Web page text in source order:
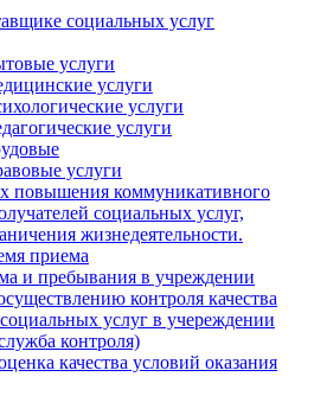
социальных услуг
услуги
услуги
услуги
услуги
услуги
повышения коммуникативного
социальных услуг,
жизнедеятельности.
приема
и пребывания в учреждении
контроля качества
услуг в учереждении
контроля)
качества условий оказания